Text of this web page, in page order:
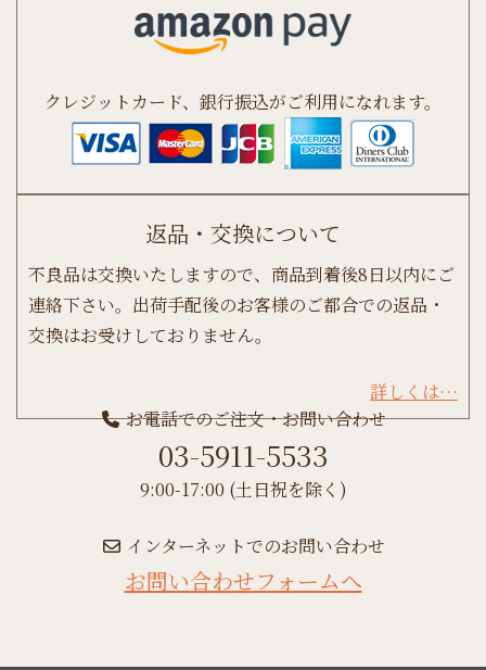
クレジットカード、銀行振込がご利用になれます。
返品・交換について
不良品は交換いたしますので、商品到着後8日以内にご
連絡下さい。出荷手配後のお客様のご都合での返品・
交換はお受けしておりません。
詳しくは…
お電話でのご注文・お問い合わせ
03-5911-5533
9:00-17:00 (土日祝を除く)
インターネットでのお問い合わせ
お問い合わせフォームへ